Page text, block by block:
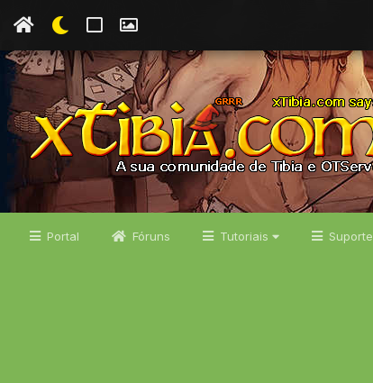
Portal Fóruns Tutoriais Suporte